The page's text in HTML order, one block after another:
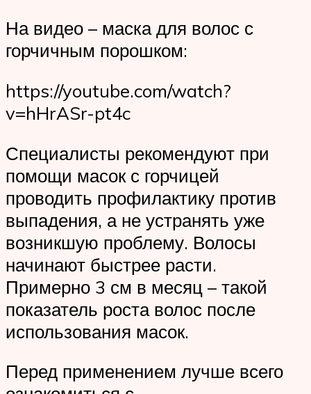
На видео – маска для волос с
горчичным порошком:
https://youtube.com/watch?
v=hHrASr-pt4c
Специалисты рекомендуют при
помощи масок с горчицей
проводить профилактику против
выпадения, а не устранять уже
возникшую проблему. Волосы
начинают быстрее расти.
Примерно 3 см в месяц – такой
показатель роста волос после
использования масок.
Перед применением лучше всего